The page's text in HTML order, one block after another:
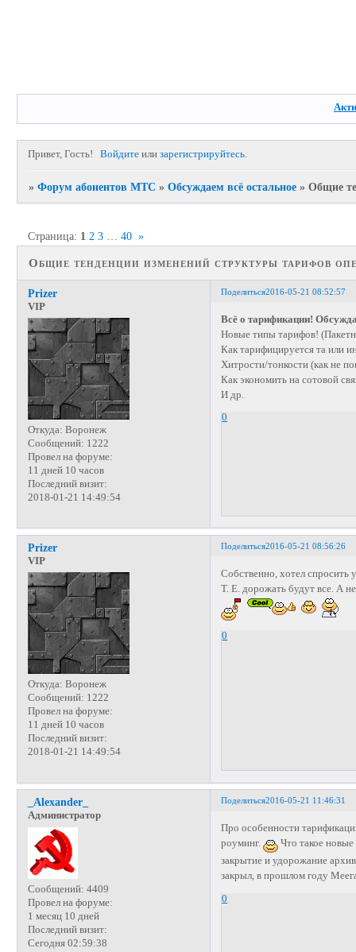
Привет, Гость! Войдите илизарегистрируйтесь.
»Форум абонентов МТС »Обсуждаем всё остальное »Общие
Общие тенденции изменений структуры тарифов
Страница: 1 2 3 40 »
Поделиться2016-05-21 08:52:57
Prizer
VIP
Откуда: Воронеж
Сообщений: 1222
Провел на форуме:
11 дней 10 часов
Последний визит:
2018-01-21 14:49:54
Всё о тарификации!
Новые типы тарифов!
Как тарифицируется та или
Хитрости/тонкости (как не
Как экономить на сотовой
И др.
0
Поделиться2016-05-21 08:56:26
Prizer
VIP
Откуда: Воронеж
Сообщений: 1222
Провел на форуме:
11 дней 10 часов
Последний визит:
2018-01-21 14:49:54
Собственно, хотел спросить
Т. Е. дорожать будут все. А
0
Поделиться2016-05-21 11:46:31
_Alexander_
Администратор
Сообщений: 4409
Провел на форуме:
1 месяц 10 дней
Последний визит:
Сегодня 02:59:38
Про особенности
роуминг.
Что такое
закрытие и удорожание
закрыл, в прошлом году
0